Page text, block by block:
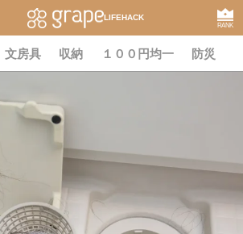
LIFEHACK
RANK
文房具 収納 １００円均一 防災